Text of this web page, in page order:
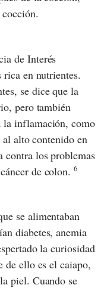
cocción.
de Interés
en nutrientes.
se dice que la
pero también
la inflamación, como
alto contenido en
contra los problemas
de colon.6
se alimentaban
diabetes, anemia
la curiosidad
de ello es el caiapo,
piel. Cuando se